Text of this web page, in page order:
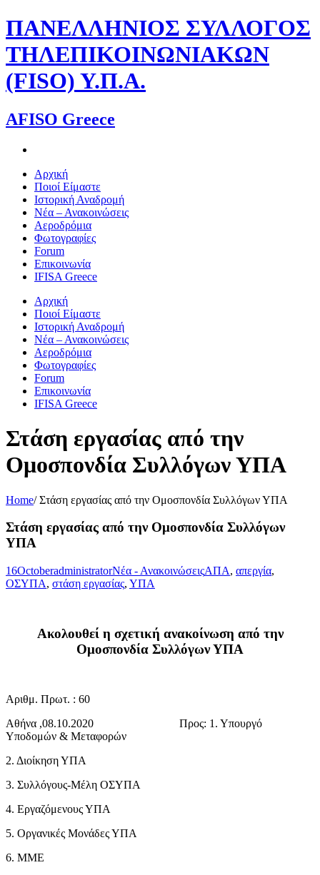
Skip
to
content
ΠΑΝΕΛΛΗΝΙΟΣ ΣΥΛΛΟΓΟΣ
ΤΗΛΕΠΙΚΟΙΝΩΝΙΑΚΩΝ
(FISO) Υ.Π.Α.
AFISO Greece
Αρχική
Ποιοί Είμαστε
Ιστορική Αναδρομή
Νέα – Ανακοινώσεις
Αεροδρόμια
Φωτογραφίες
Forum
Επικοινωνία
IFISA Greece
Αρχική
Ποιοί Είμαστε
Ιστορική Αναδρομή
Νέα – Ανακοινώσεις
Αεροδρόμια
Φωτογραφίες
Forum
Επικοινωνία
IFISA Greece
Στάση εργασίας από την
Ομοσπονδία Συλλόγων ΥΠΑ
Home/Στάση εργασίας από την Ομοσπονδία Συλλόγων ΥΠΑ
Στάση εργασίας από την Ομοσπονδία Συλλόγων
ΥΠΑ
16OctoberadministratorΝέα - ΑνακοινώσειςΑΠΑ, απεργία,
ΟΣΥΠΑ, στάση εργασίας, ΥΠΑ
Ακολουθεί η σχετική ανακοίνωση από την
Ομοσπονδία Συλλόγων ΥΠΑ
Αριθμ. Πρωτ. : 60
Αθήνα ,08.10.2020 Προς: 1. Υπουργό
Υποδομών & Μεταφορών
2. Διοίκηση ΥΠΑ
3. Συλλόγους-Μέλη ΟΣΥΠΑ
4. Εργαζόμενους ΥΠΑ
5. Οργανικές Μονάδες ΥΠΑ
6. ΜΜΕ